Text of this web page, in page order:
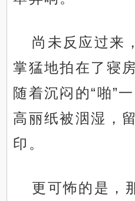
尚未反应过来
掌猛地拍在了寝
随着沉闷的“啪”
高丽纸被洇湿，
印。
更可怖的是，